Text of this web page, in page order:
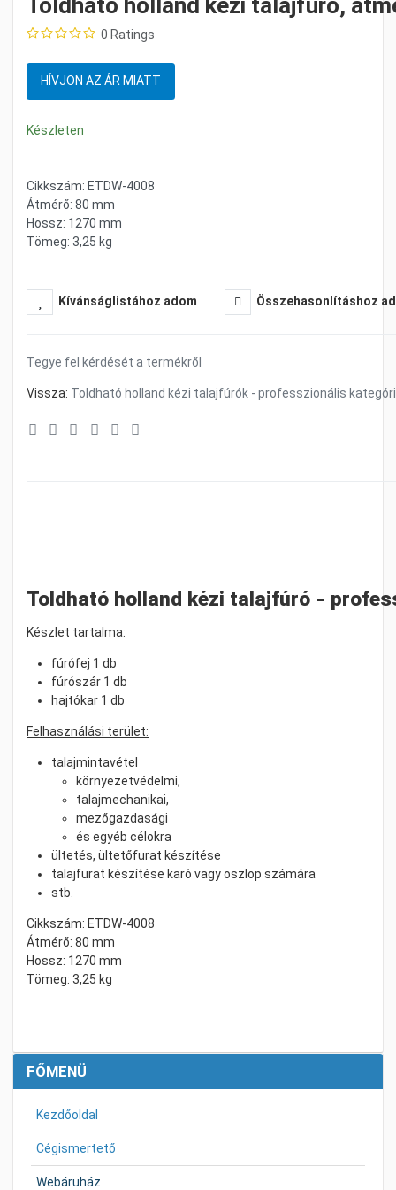
FŐMENÜ
Kezdőoldal
Cégismertető
Webáruház
0 Ratings
HÍVJON AZ ÁR MIATT
Készleten
Cikkszám: ETDW-4008
Átmérő: 80 mm
Hossz: 1270 mm
Tömeg: 3,25 kg
Kívánságlistához adom Összehasonlításhoz
Tegye fel kérdését a termékről
Vissza: Toldható holland kézi talajfúrók - professzionális
Toldható holland kézi talajfúró -
Készlet tartalma:
fúrófej 1 db
fúrószár 1 db
hajtókar 1 db
Felhasználási terület:
talajmintavétel
környezetvédelmi,
talajmechanikai,
mezőgazdasági
és egyéb célokra
ültetés, ültetőfurat készítése
talajfurat készítése karó vagy oszlop számára
stb.
Cikkszám: ETDW-4008
Átmérő: 80 mm
Hossz: 1270 mm
Tömeg: 3,25 kg